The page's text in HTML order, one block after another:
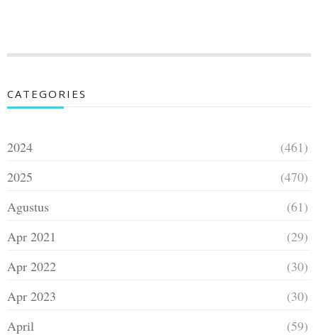
CATEGORIES
2024
(461)
2025
(470)
Agustus
(61)
Apr 2021
(29)
Apr 2022
(30)
Apr 2023
(30)
April
(59)